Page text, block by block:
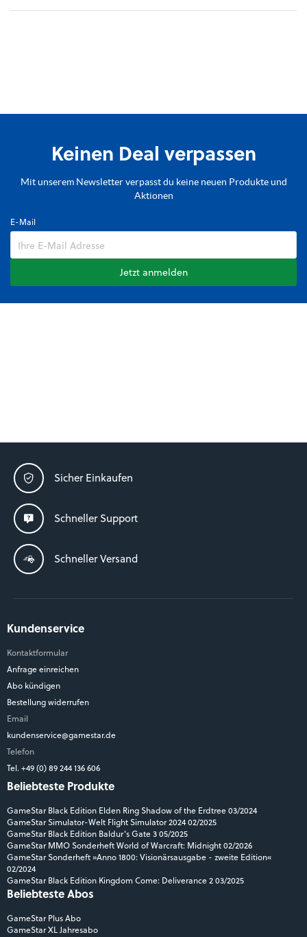
Keinen Deal verpassen
Mit unserem Newsletter verpasst du keine neuen Produkte und
Aktionen
E-Mail
Jetzt anmelden
Sicher Einkaufen
Schneller Support
Schneller Versand
Kundenservice
Kontaktformular
Anfrage einreichen
Abo kündigen
Bestellung widerrufen
Email
kundenservice@gamestar.de
Telefon
Tel. +49 (0) 89 244 136 606
Beliebteste Produkte
GameStar Black Edition Elden Ring Shadow of the Erdtree 03/2024
GameStar Simulator-Welt Flight Simulator 2024 02/2025
GameStar Black Edition Baldur's Gate 3 05/2025
GameStar MMO Sonderheft World of Warcraft: Midnight 02/2026
GameStar Sonderheft »Anno 1800: Visionärsausgabe - zweite Edition«
02/2024
GameStar Black Edition Kingdom Come: Deliverance 2 03/2025
Beliebteste Abos
GameStar Plus Abo
GameStar XL Jahresabo